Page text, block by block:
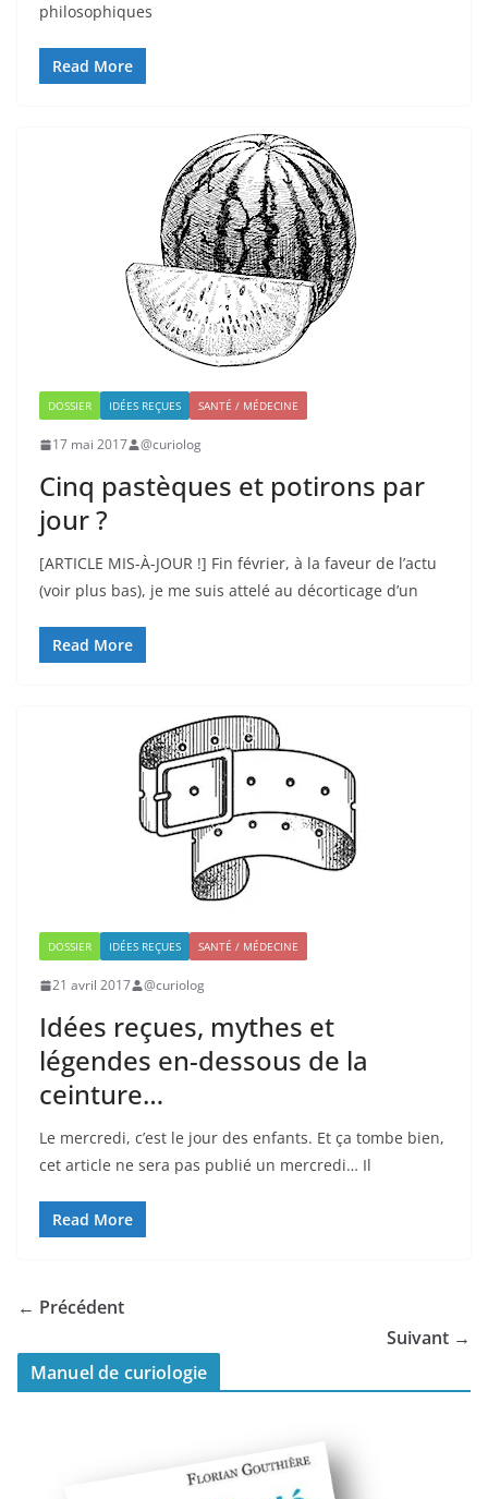
philosophiques
Read More
DOSSIER IDÉES REÇUES SANTÉ / MÉDECINE
17 mai 2017 @curiolog
Cinq pastèques et potirons par
jour ?
[ARTICLE MIS-À-JOUR !] Fin février, à la faveur de l’actu
(voir plus bas), je me suis attelé au décorticage d’un
Read More
DOSSIER IDÉES REÇUES SANTÉ / MÉDECINE
21 avril 2017 @curiolog
Idées reçues, mythes et
légendes en-dessous de la
ceinture…
Le mercredi, c’est le jour des enfants. Et ça tombe bien,
cet article ne sera pas publié un mercredi… Il
Read More
← Précédent
Suivant →
Manuel de curiologie